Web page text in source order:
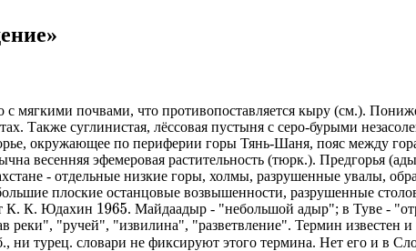
мягкими почвами, что противопоставляется кыру (см.).
Также суглинистая, лёссовая пустыня с серо-бурыми
окружающее по периферии горы Тянь-Шаня, пояс между
весенняя эфемеровая растительность (тюрк.). Предгорья
- отдельные низкие горы, холмы, разрушенные увалы,
плоские останцовые возвышенности, разрушенные
К. К. Юдахин 1965. Майдаадыр - "небольшой адыр"; в Туве -
реки", "ручей", "извилина", "разветвление". Термин известен
ни турец. словари не фиксируют этого термина. Нет его и в